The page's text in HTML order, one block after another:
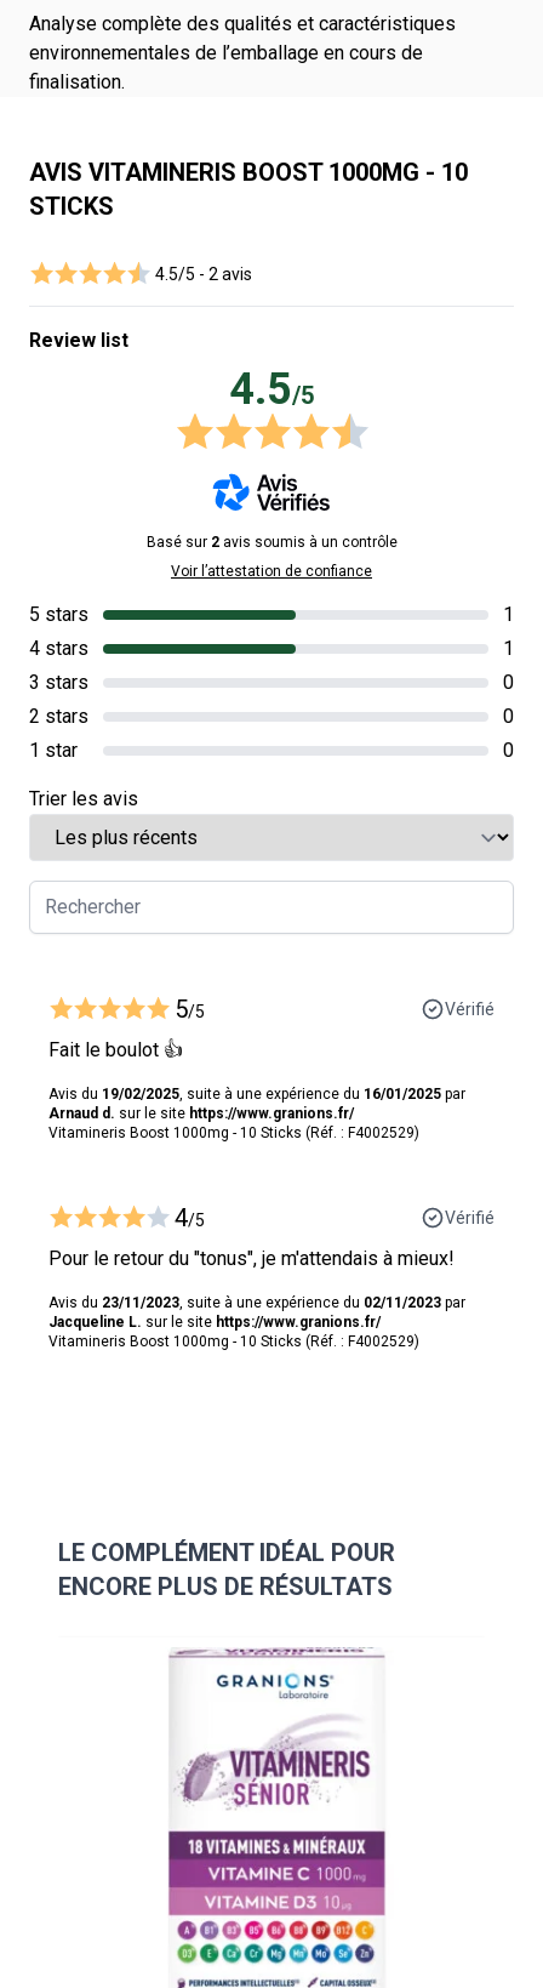
Analyse complète des qualités et caractéristiques
environnementales de l’emballage en cours de
finalisation.
AVIS VITAMINERIS BOOST 1000MG - 10
STICKS
4.5/5 - 2 avis
Review list
4.5/5
Basé sur 2avis soumis à un contrôle
Voir l’attestation de confiance
5 stars
1
4 stars
1
3 stars
0
2 stars
0
1 star
0
Trier les avis
5/5 Vérifié
Fait le boulot 👍
Avis du 19/02/2025 , suite à une expérience du 16/01/2025 par
Arnaud d. sur le site https://www.granions.fr/
Vitamineris Boost 1000mg - 10 Sticks (Réf. : F4002529)
4/5 Vérifié
Pour le retour du "tonus", je m'attendais à mieux!
Avis du 23/11/2023 , suite à une expérience du 02/11/2023 par
Jacqueline L. sur le site https://www.granions.fr/
Vitamineris Boost 1000mg - 10 Sticks (Réf. : F4002529)
LE COMPLÉMENT IDÉAL POUR
ENCORE PLUS DE RÉSULTATS
Navigating through the elements of the carousel is
Press to skip carousel
Press to go to carousel navigation